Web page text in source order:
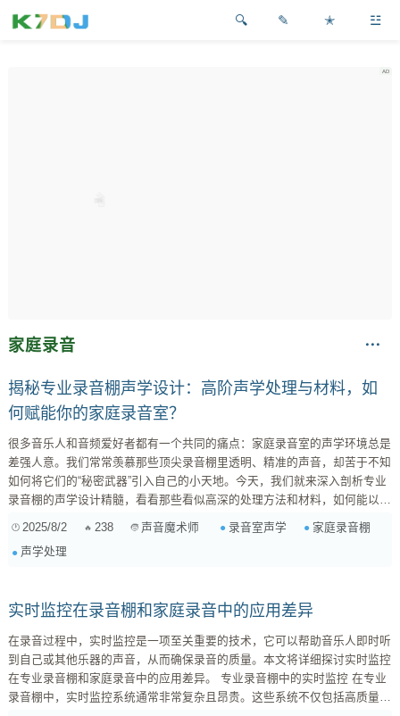
✎ ✭ ☳
家庭录音
揭秘专业录音棚声学设计：高阶声学处理与材料，如
何赋能你的家庭录音室？
很多音乐人和音频爱好者都有一个共同的痛点：家庭录音室的声学环境总是
差强人意。我们常常羡慕那些顶尖录音棚里透明、精准的声音，却苦于不知
如何将它们的“秘密武器”引入自己的小天地。今天，我们就来深入剖析专业
录音棚的声学设计精髓，看看那些看似高深的处理方法和材料，如何能以更
（Isolation）、吸音（Absorption）和扩散（Diffusion） 。理解它们在专业
2025/8/2 238 声音魔术师 录音室声学
家庭录音棚
声学处理
实时监控在录音棚和家庭录音中的应用差异
在录音过程中，实时监控是一项至关重要的技术，它可以帮助音乐人即时听
到自己或其他乐器的声音，从而确保录音的质量。本文将详细探讨实时监控
在专业录音棚和家庭录音中的应用差异。 专业录音棚中的实时监控 在专业
录音棚中，实时监控系统通常非常复杂且昂贵。这些系统不仅包括高质量的